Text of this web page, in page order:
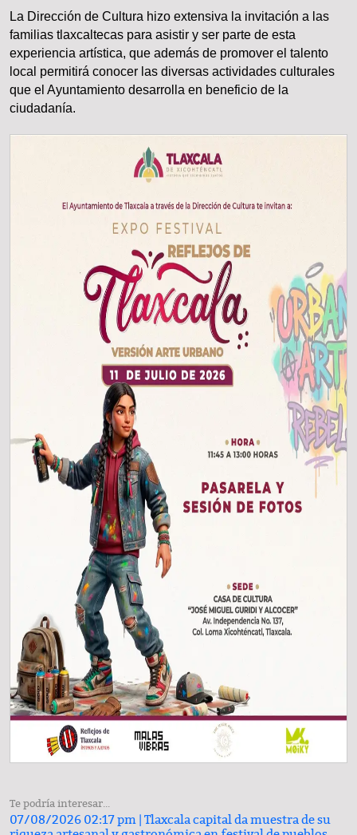
La Dirección de Cultura hizo extensiva la invitación a las
familias tlaxcaltecas para asistir y ser parte de esta
experiencia artística, que además de promover el talento
local permitirá conocer las diversas actividades culturales
que el Ayuntamiento desarrolla en beneficio de la
ciudadanía.
Te podría interesar...
07/08/2026 02:17 pm | Tlaxcala capital da muestra de su